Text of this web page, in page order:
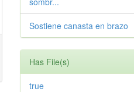
Sostiene canasta en brazo
Has File(s)
true